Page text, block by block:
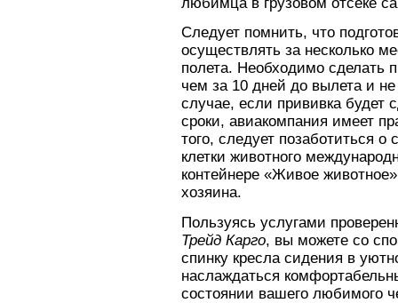
Следует помнить, что
осуществлять за несколько
полета. Необходимо сделать
чем за 10 дней до вылета и
случае, если прививка будет
сроки, авиакомпания имеет
того, следует позаботиться о
клетки животного
контейнере «Живое
хозяина.
Пользуясь услугами
Трейд Карго, вы можете со
спинку кресла сидения в
наслаждаться
состоянии вашего любимого